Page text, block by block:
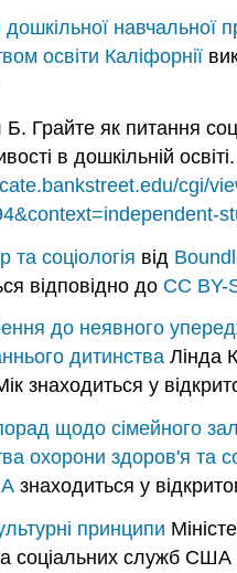
навчальної
освіти Каліфорнії
Грайте як питання
в дошкільній
cgi/
та соціологія від
відповідно до CC BY-
до неявного
дитинства Лінда
знаходиться у
щодо сімейного
охорони здоров'я та
знаходиться у
принципи
соціальних служб